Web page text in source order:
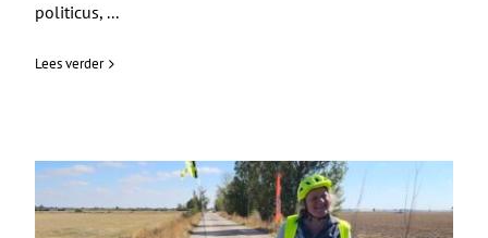
politicus, ...
Lees verder